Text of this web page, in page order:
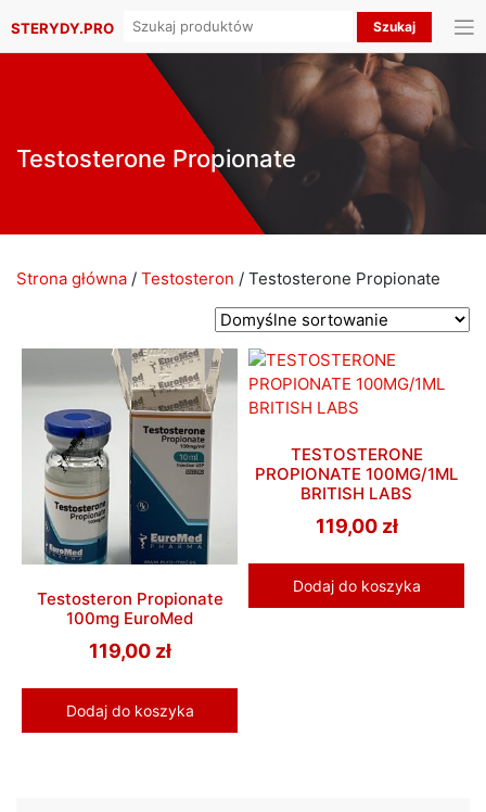
STERYDY.PRO
Search
Testosterone Propionate
Strona główna / Testosteron / Testosterone Propionate
Testosteron Propionate
100mg EuroMed
119,00 zł
Dodaj do koszyka
TESTOSTERONE
PROPIONATE 100MG/1ML
BRITISH LABS
119,00 zł
Dodaj do koszyka